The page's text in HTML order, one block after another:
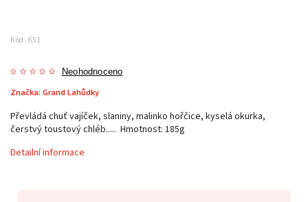
Kód: 651
Neohodnoceno
Značka: Grand Lahůdky
Převládá chuť vajíček, slaniny, malinko hořčice, kyselá okurka,
čerstvý toustový chléb..... Hmotnost: 185g
Detailní informace